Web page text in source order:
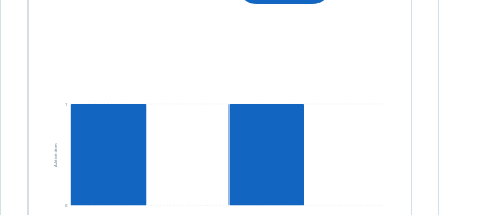
Aktivitäten
0
1